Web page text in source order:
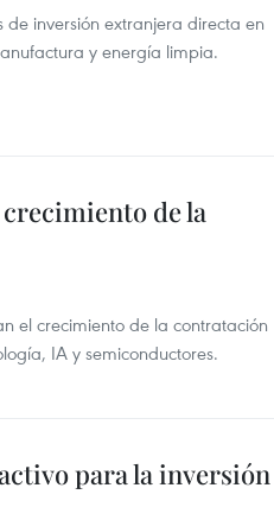
inversión extranjera directa en
y energía limpia.
de la
el crecimiento de la contratación
IA y semiconductores.
para la inversión